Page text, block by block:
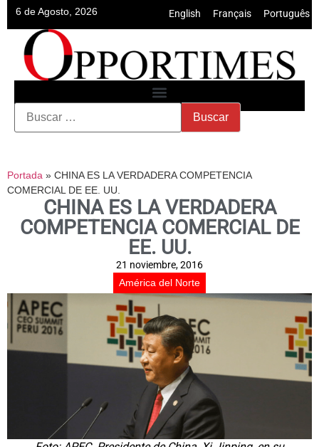
6 de Agosto, 2026 English Français Português
Portada » CHINA ES LA VERDADERA COMPETENCIA
COMERCIAL DE EE. UU.
CHINA ES LA VERDADERA
COMPETENCIA COMERCIAL DE
EE. UU.
21 noviembre, 2016
América del Norte